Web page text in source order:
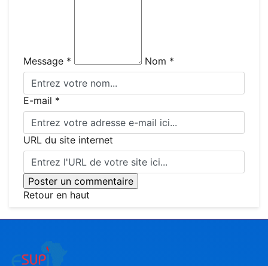
Message * Nom *
E-mail *
URL du site internet
Retour en haut